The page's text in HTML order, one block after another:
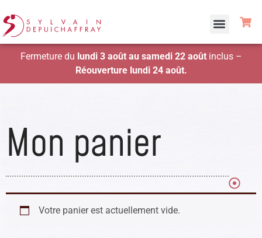
Fermeture du lundi 3 août au samedi 22 aoûtinclus –
Réouverture lundi 24 août.
Mon panier
Votre panier est actuellement vide.